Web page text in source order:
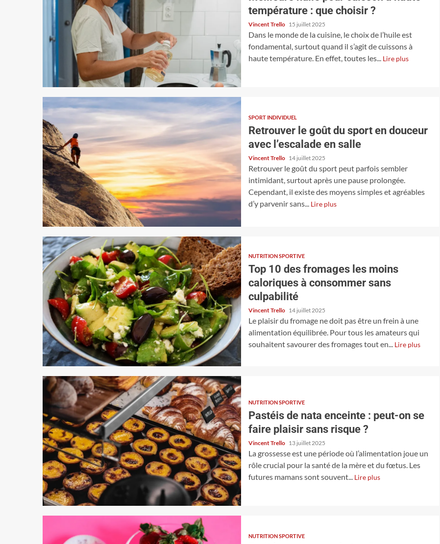
température : que choisir ?
Vincent Trello 15 juillet 2025
Dans le monde de la cuisine, le choix de l’huile est
fondamental, surtout quand il s’agit de cuissons à
haute température. En effet, toutes les... Lire plus
SPORT INDIVIDUEL
Retrouver le goût du sport en douceur
avec l’escalade en salle
Vincent Trello 14 juillet 2025
Retrouver le goût du sport peut parfois sembler
intimidant, surtout après une pause prolongée.
Cependant, il existe des moyens simples et agréables
d’y parvenir sans... Lire plus
NUTRITION SPORTIVE
Top 10 des fromages les moins
caloriques à consommer sans
culpabilité
Vincent Trello 14 juillet 2025
Le plaisir du fromage ne doit pas être un frein à une
alimentation équilibrée. Pour tous les amateurs qui
souhaitent savourer des fromages tout en... Lire plus
NUTRITION SPORTIVE
Pastéis de nata enceinte : peut-on se
faire plaisir sans risque ?
Vincent Trello 13 juillet 2025
La grossesse est une période où l’alimentation joue un
rôle crucial pour la santé de la mère et du fœtus. Les
futures mamans sont souvent... Lire plus
NUTRITION SPORTIVE